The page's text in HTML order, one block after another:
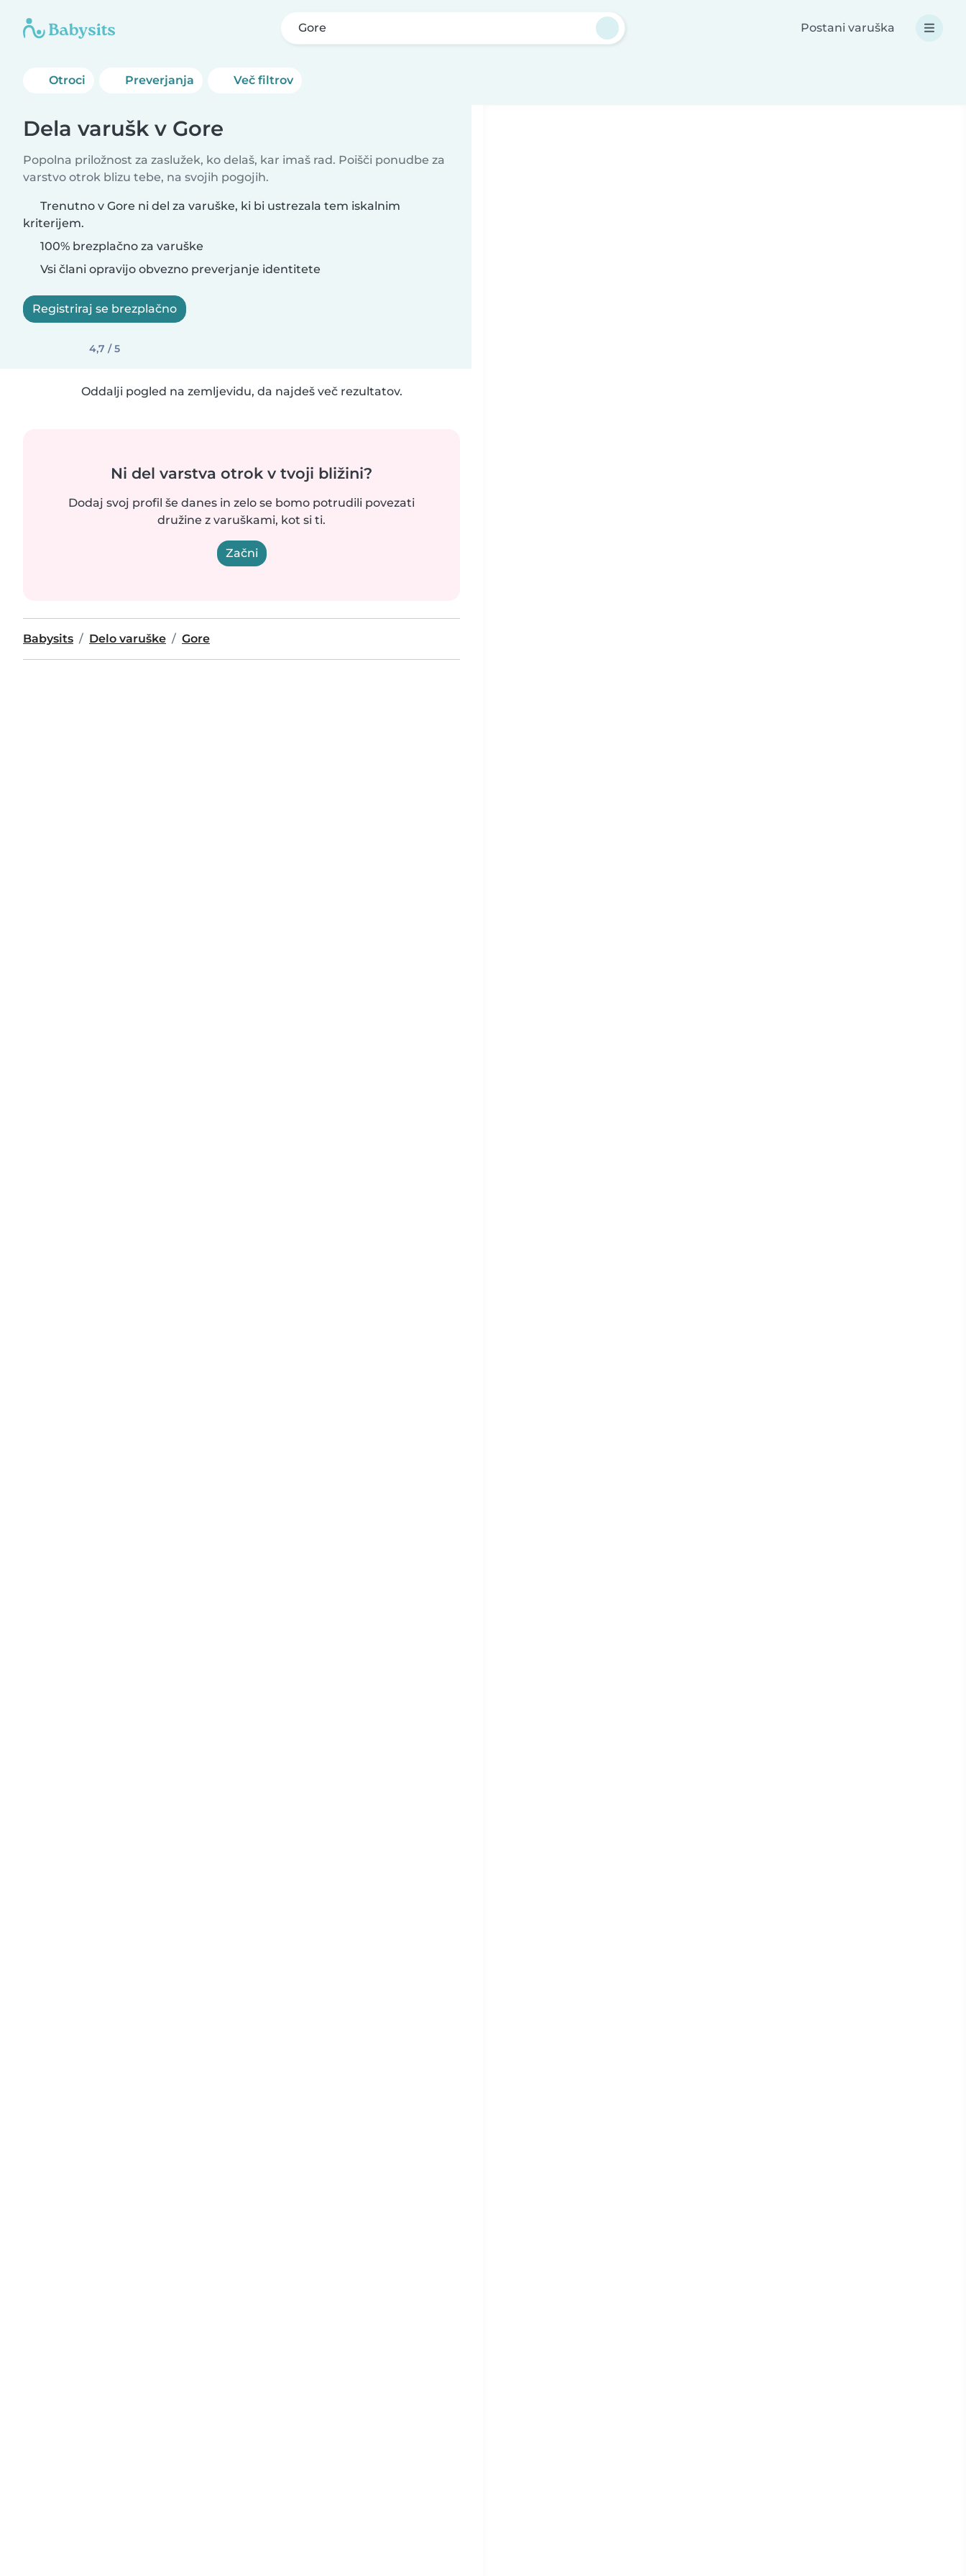
Gore Postani varuška
Otroci Preverjanja Več filtrov
Dela varušk v Gore
Popolna priložnost za zaslužek, ko delaš, kar imaš rad. Poišči ponudbe za
varstvo otrok blizu tebe, na svojih pogojih.
Trenutno v Gore ni del za varuške, ki bi ustrezala tem iskalnim
kriterijem.
100% brezplačno za varuške
Vsi člani opravijo obvezno preverjanje identitete
Registriraj se brezplačno
4,7 / 5
Oddalji pogled na zemljevidu, da najdeš več rezultatov.
Ni del varstva otrok v tvoji bližini?
Dodaj svoj profil še danes in zelo se bomo potrudili povezati
družine z varuškami, kot si ti.
Začni
Babysits Delo varuške Gore